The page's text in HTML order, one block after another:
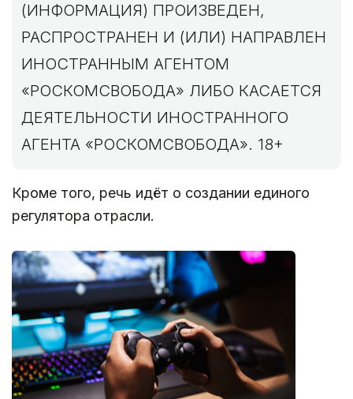
(ИНФОРМАЦИЯ) ПРОИЗВЕДЕН,
РАСПРОСТРАНЕН И (ИЛИ) НАПРАВЛЕН
ИНОСТРАННЫМ АГЕНТОМ
«РОСКОМСВОБОДА» ЛИБО КАСАЕТСЯ
ДЕЯТЕЛЬНОСТИ ИНОСТРАННОГО
АГЕНТА «РОСКОМСВОБОДА». 18+
Кроме того, речь идёт о создании единого
регулятора отрасли.